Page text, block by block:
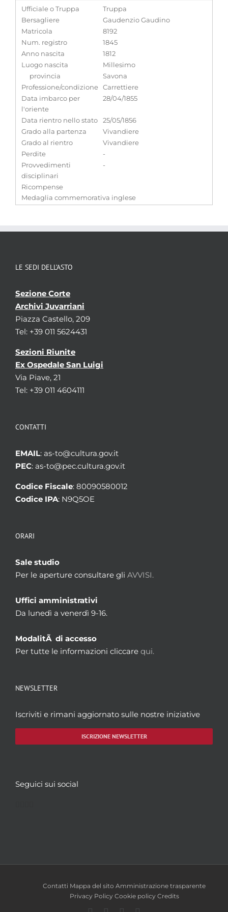
Ufficiale o Truppa
Truppa
Bersagliere
Gaudenzio Gaudino
Matricola
8192
Num. registro
1845
Anno nascita
1812
Luogo nascita
Millesimo
provincia
Savona
Professione/condizione Carrettiere
Data imbarco per
l'oriente
28/04/1855
Data rientro nello stato
25/05/1856
Grado alla partenza
Vivandiere
Grado al rientro
Vivandiere
Perdite
-
Provvedimenti
disciplinari
-
Ricompense
Medaglia commemorativa inglese
LE SEDI DELL’ASTO
Sezione Corte
Archivi Juvarriani
Piazza Castello, 209
Tel: +39 011 5624431
Sezioni Riunite
Ex Ospedale San Luigi
Via Piave, 21
Tel: +39 011 4604111
CONTATTI
EMAIL: as-to@cultura.gov.it
PEC: as-to@pec.cultura.gov.it
Codice Fiscale: 80090580012
Codice IPA: N9Q5OE
ORARI
Sale studio
Per le aperture consultare gli AVVISI.
Uffici amministrativi
Da lunedì a venerdì 9-16.
ModalitÃ di accesso
Per tutte le informazioni cliccare qui.
NEWSLETTER
Iscriviti e rimani aggiornato sulle nostre iniziative
ISCRIZIONE NEWSLETTER
Seguici sui social
Contatti Mappa del sito Amministrazione trasparente
Privacy Policy Cookie policy Credits